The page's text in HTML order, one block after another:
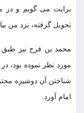
برايت مى گويم و در
تحويل گرفته، نزد من
محمد بن فرج نيز طبق
مورد نظر نموده بود،
شناختن آن دوشيزه
امام آورد.